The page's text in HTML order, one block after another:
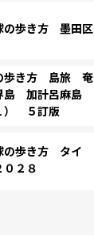
の歩き方 墨田区
歩き方 島旅 奄
加計呂麻島
） ５訂版
の歩き方 タイ
０２８